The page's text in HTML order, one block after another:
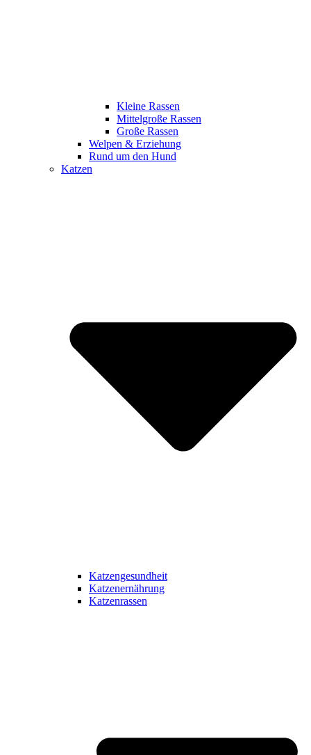
Kleine Rassen
Mittelgroße Rassen
Große Rassen
Welpen & Erziehung
Rund um den Hund
Katzen
Katzengesundheit
Katzenernährung
Katzenrassen